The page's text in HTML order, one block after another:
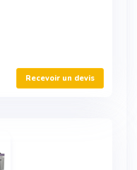
Recevoir un devis